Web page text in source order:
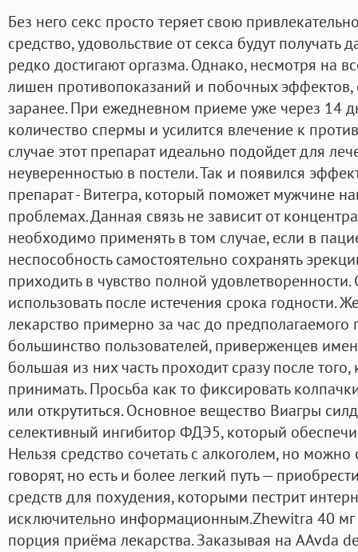
Без него секс просто теряет свою
средство, удовольствие от секса будут
редко достигают оргазма. Однако, несмотря на
лишен противопоказаний и побочных эффектов,
заранее. При ежедневном приеме уже через 14
количество спермы и усилится влечение к
случае этот препарат идеально подойдет для
неуверенностью в постели. Так и появился
препарат - Витегра, который поможет мужчине
проблемах. Данная связь не зависит от
необходимо применять в том случае, если в
неспособность самостоятельно сохранять
приходить в чувство полной
использовать после истечения срока годности.
лекарство примерно за час до предполагаемого
большинство пользователей, приверженцев
большая из них часть проходит сразу после того,
принимать. Просьба как то фиксировать
или открутиться. Основное вещество Виагры
селективный ингибитор ФДЭ5, который
Нельзя средство сочетать с алкоголем, но
говорят, но есть и более легкий путь —
средств для похудения, которыми пестрит
исключительно информационным.Zhewitra 40 мг
порция приёма лекарства. Заказывая на AAvda